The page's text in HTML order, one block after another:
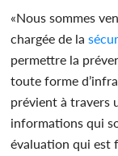
«Nous sommes
chargée de la
permettre la
toute forme
prévient à travers
informations qui
évaluation qui est